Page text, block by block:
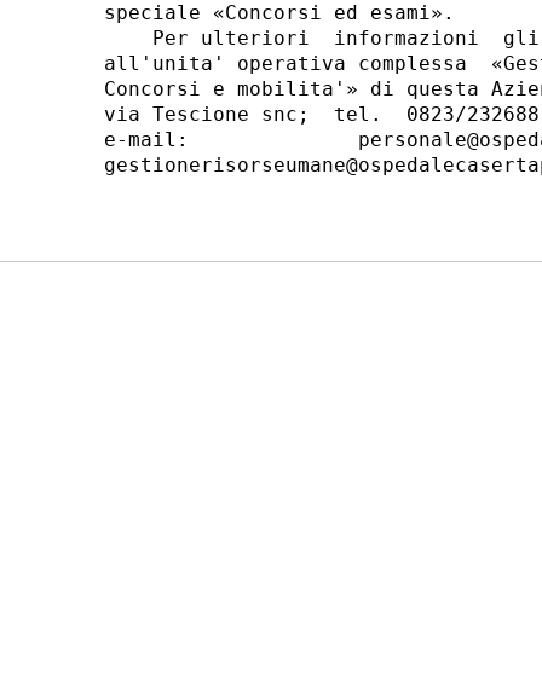
speciale «Concorsi ed esami».
Per ulteriori  informazioni
all'unita' operativa complessa
Concorsi e mobilita'» di questa
via Tescione snc;  tel.  0823/
e-mail: